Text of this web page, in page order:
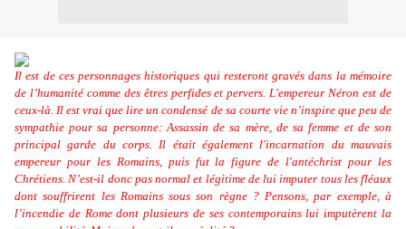
Il est de ces personnages historiques qui resteront gravés dans la mémoire
de l’humanité comme des êtres perfides et pervers. L'empereur Néron est de
ceux-là. Il est vrai que lire un condensé de sa courte vie n’inspire que peu de
sympathie pour sa personne: Assassin de sa mère, de sa femme et de son
principal garde du corps. Il était également l'incarnation du mauvais
empereur pour les Romains, puis fut la figure de l'antéchrist pour les
Chrétiens. N’est-il donc pas normal et légitime de lui imputer tous les fléaux
dont souffrirent les Romains sous son règne ? Pensons, par exemple, à
l’incendie de Rome dont plusieurs de ses contemporains lui imputèrent la